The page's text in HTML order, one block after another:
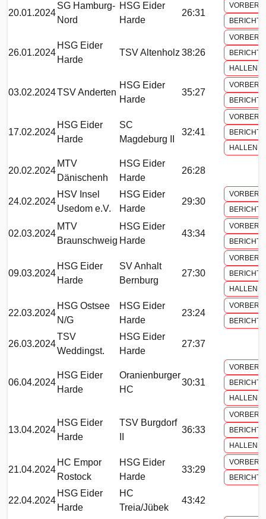
20.01.2024
SG Hamburg-
Nord
HSG Eider
Harde
26:31
BERICHT
26.01.2024
HSG Eider
Harde
TSV Altenholz 38:26
BERICHT
03.02.2024TSV Anderten
HSG Eider
Harde
35:27
BERICHT
17.02.2024
HSG Eider
Harde
SC
Magdeburg II
32:41
BERICHT
20.02.2024
MTV
Dänischenh
HSG Eider
Harde
26:28
24.02.2024
HSV Insel
Usedom e.V.
HSG Eider
Harde
29:30
BERICHT
02.03.2024
MTV
Braunschweig
HSG Eider
Harde
43:34
BERICHT
09.03.2024
HSG Eider
Harde
SV Anhalt
Bernburg
27:30
BERICHT
22.03.2024
HSG Ostsee
N/G
HSG Eider
Harde
23:24
BERICHT
26.03.2024
TSV
Weddingst.
HSG Eider
Harde
27:37
06.04.2024
HSG Eider
Harde
Oranienburger
HC
30:31
BERICHT
13.04.2024
HSG Eider
Harde
TSV Burgdorf
36:33
BERICHT
21.04.2024
HC Empor
Rostock
HSG Eider
Harde
33:29
BERICHT
22.04.2024
HSG Eider
Harde
HC
Treia/Jübek
43:42